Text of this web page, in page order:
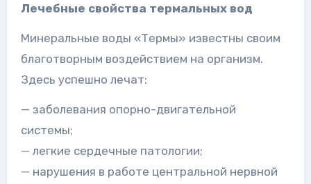
Лечебные свойства термальных вод
Минеральные воды «Термы» известны своим
благотворным воздействием на организм.
Здесь успешно лечат:
— заболевания опорно-двигательной
системы;
— легкие сердечные патологии;
— нарушения в работе центральной нервной